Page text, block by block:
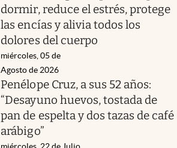
dormir, reduce el estrés, protege
las encías y alivia todos los
dolores del cuerpo
miércoles, 05 de
Agosto de 2026
Penélope Cruz, a sus 52 años:
“Desayuno huevos, tostada de
pan de espelta y dos tazas de café
arábigo”